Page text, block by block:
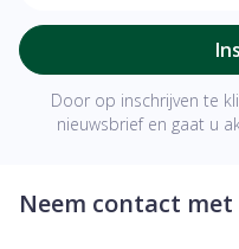
Door op inschrijven te
nieuwsbrief en gaat u
Neem contact met